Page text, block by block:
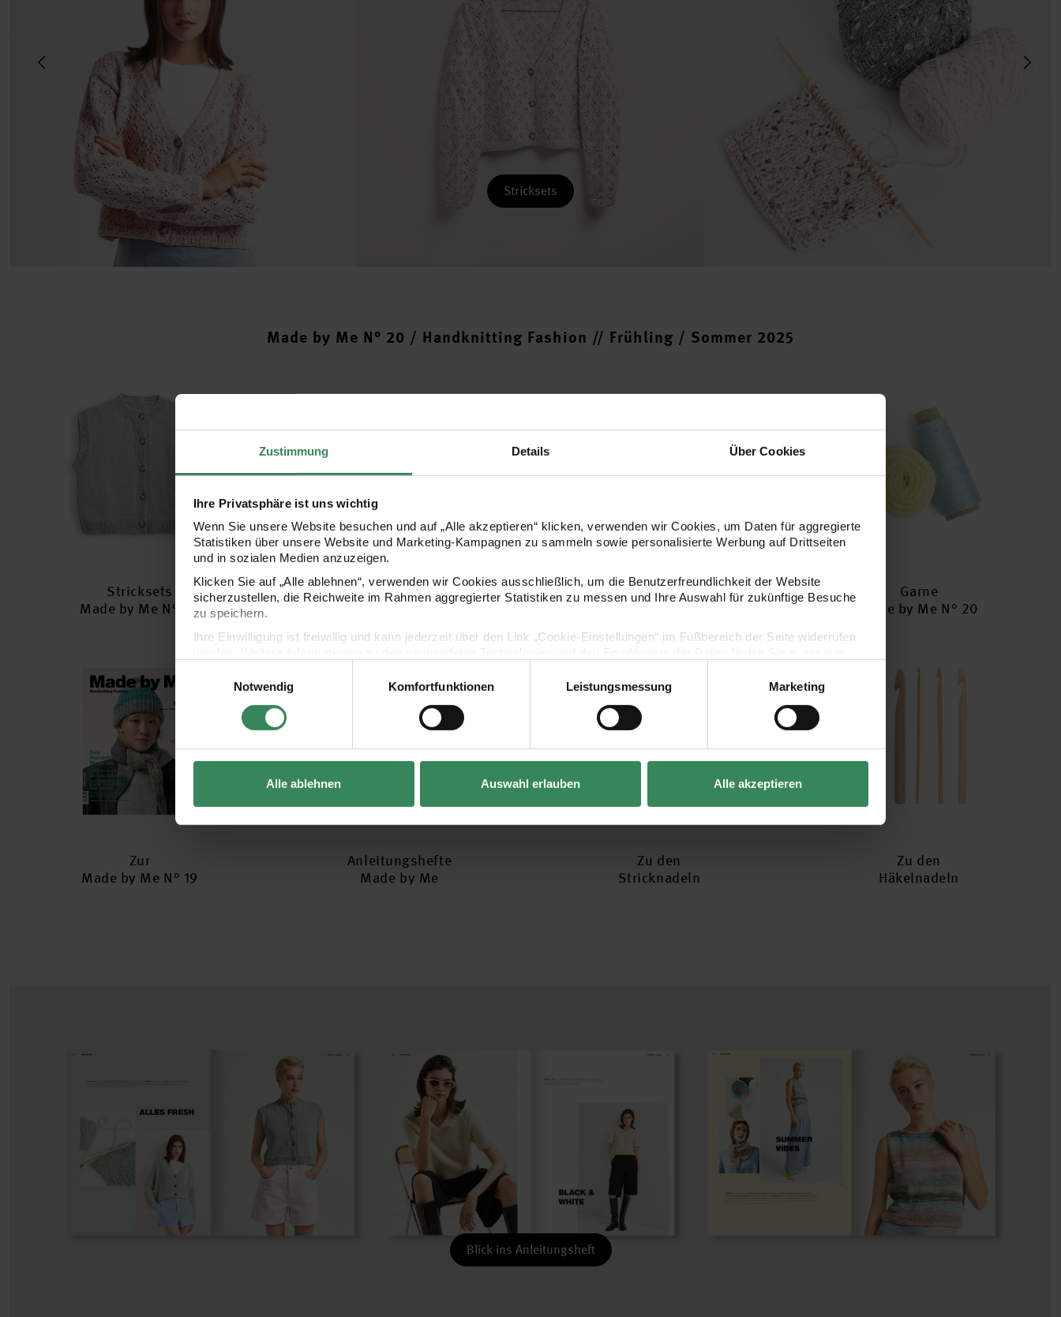
Zustimmung Details Über Cookies
Ihre Privatsphäre ist uns wichtig
Wenn Sie unsere Website besuchen und auf „Alle akzeptieren“ klicken, verwenden wir Cookies, um Daten für aggregierte
Statistiken über unsere Website und Marketing-Kampagnen zu sammeln sowie personalisierte Werbung auf Drittseiten
und in sozialen Medien anzuzeigen.
Klicken Sie auf „Alle ablehnen“, verwenden wir Cookies ausschließlich, um die Benutzerfreundlichkeit der Website
sicherzustellen, die Reichweite im Rahmen aggregierter Statistiken zu messen und Ihre Auswahl für zukünftige Besuche
zu speichern.
Ihre Einwilligung ist freiwillig und kann jederzeit über den Link „Cookie-Einstellungen“ im Fußbereich der Seite widerrufen
Impressum
Datenschutz Vertrag widerrufen
Notwendig
Komfortfunktionen Leistungsmessung Marketing
Alle ablehnen Auswahl erlauben Alle akzeptieren
Stricksets
Made by Me N° 20 / Handknitting Fashion // Frühling / Sommer 2025
Stricksets
Made by Me N° 20
Häkelsets
Made by Me N° 20
Made by Me N° 20
Garne
Made by Me N° 20
Zur
Made by Me N° 19
Anleitungshefte
Made by Me
Zu den
Stricknadeln
Zu den
Häkelnadeln
Blick ins Anleitungsheft